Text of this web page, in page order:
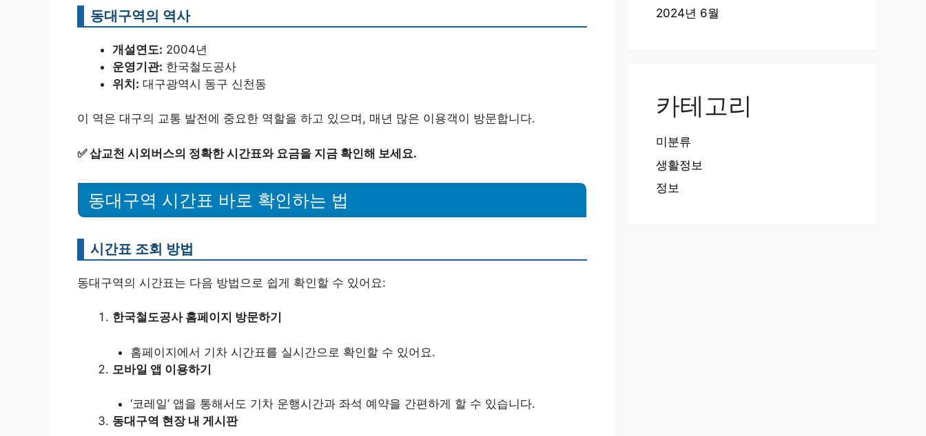
동대구역의 역사
개설연도: 2004년
운영기관: 한국철도공사
위치: 대구광역시 동구 신천동
이 역은 대구의 교통 발전에 중요한 역할을 하고 있으며, 매년 많은 이용객이 방문합니다.
✅삽교천 시외버스의 정확한 시간표와 요금을 지금 확인해 보세요.
동대구역 시간표 바로 확인하는 법
시간표 조회 방법
동대구역의 시간표는 다음 방법으로 쉽게 확인할 수 있어요:
한국철도공사 홈페이지 방문하기
홈페이지에서 기차 시간표를 실시간으로 확인할 수 있어요.
모바일 앱 이용하기
‘코레일’ 앱을 통해서도 기차 운행시간과 좌석 예약을 간편하게 할 수 있습니다.
동대구역 현장 내 게시판
2024년 6월
카테고리
미분류
생활정보
정보